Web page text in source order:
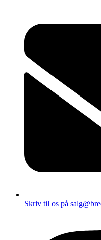
Skriv til os på